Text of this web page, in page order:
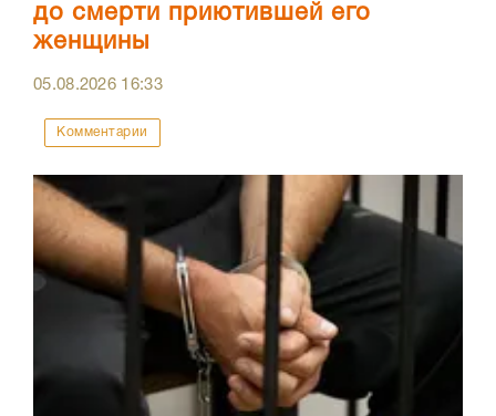
до смерти приютившей его
женщины
05.08.2026 16:33
Комментарии